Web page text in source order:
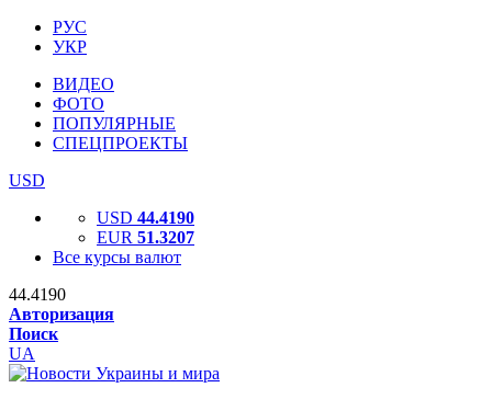
РУС
УКР
ВИДЕО
ФОТО
ПОПУЛЯРНЫЕ
СПЕЦПРОЕКТЫ
USD
USD 44.4190
EUR 51.3207
Все курсы валют
44.4190
Авторизация
Поиск
UA